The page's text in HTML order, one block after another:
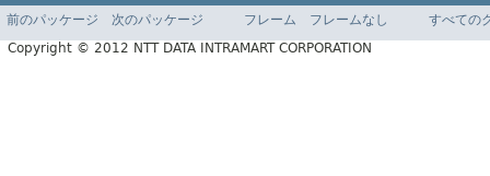
前のパッケージ 次のパッケージ フレーム フレームなし
すべての
Copyright © 2012 NTT DATA INTRAMART CORPORATION